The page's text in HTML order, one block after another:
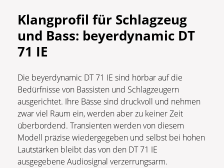
Klangprofil für Schlagzeug
und Bass: beyerdynamic DT
71 IE
Die beyerdynamic DT 71 IE sind hörbar auf die
Bedürfnisse von Bassisten und Schlagzeugern
ausgerichtet. Ihre Bässe sind druckvoll und nehmen
zwar viel Raum ein, werden aber zu keiner Zeit
überbordend. Transienten werden von diesem
Modell präzise wiedergegeben und selbst bei hohen
Lautstärken bleibt das von den DT 71 IE
ausgegebene Audiosignal verzerrungsarm.